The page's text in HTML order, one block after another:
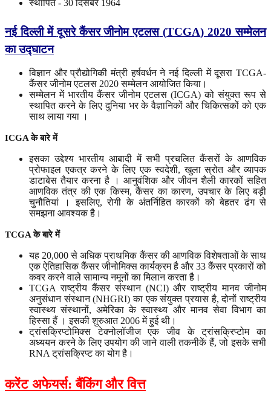
स्थापित - 30 दिसंबर 1964
नई दिल्ली में दूसरे कैंसर जीनोम एटलस(TCGA) 2020सम्मेलन
का उद्घाटन
विज्ञान और प्रौद्योगिकी मंत्री हर्षवर्धन ने नई दिल्ली में दूसरा TCGA-
कैंसर जीनोम एटलस 2020 सम्मेलन आयोजित किया।
सम्मेलन में भारतीय कैंसर जीनोम एटलस (ICGA) को संयुक्त रूप से
स्थापित करने के लिए दुनिया भर के वैज्ञानिकों और चिकित्सकों को एक
साथ लाया गया ।
ICGAके बारे में
इसका उद्देश्य भारतीय आबादी में सभी प्रचलित कैंसरों के आणविक
प्रोफाइल एकत्र करने के लिए एक स्वदेशी, खुला स्रोत और व्यापक
डाटाबेस तैयार करना है । आनुवंशिक और जीवन शैली कारकों सहित
आणविक तंत्र की एक किस्म, कैंसर का कारण, उपचार के लिए बड़ी
चुनौतियां । इसलिए, रोगी के अंतर्निहित कारकों को बेहतर ढंग से
समझना आवश्यक है।
TCGAके बारे में
यह 20,000 से अधिक प्राथमिक कैंसर की आणविक विशेषताओं के साथ
एक ऐतिहासिक कैंसर जीनोमिक्स कार्यक्रम है और 33 कैंसर प्रकारों को
कवर करने वाले सामान्य नमूनों का मिलान करता है।
TCGA राष्ट्रीय कैंसर संस्थान (NCI) और राष्ट्रीय मानव जीनोम
अनुसंधान संस्थान (NHGRI) का एक संयुक्त प्रयास है, दोनों राष्ट्रीय
स्वास्थ्य संस्थानों, अमेरिका के स्वास्थ्य और मानव सेवा विभाग का
हिस्सा हैं । इसकी शुरुआत 2006 में हुई थी।
ट्रांसक्रिप्टोमिक्स टेक्नोलॉजीज एक जीव के ट्रांसक्रिप्टोम का
अध्ययन करने के लिए उपयोग की जाने वाली तकनीकें हैं, जो इसके सभी
RNA ट्रांसक्रिप्ट का योग है।
करेंट अफेयर्स: बैंकिंग और वित्त